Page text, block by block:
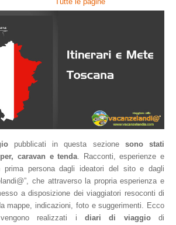
Tutte le pagine
pubblicati in questa sezione sono stati
caravan e tenda. Racconti, esperienze e
prima persona dagli ideatori del sito e dagli
che attraverso la propria esperienza e
a disposizione dei viaggiatori resoconti di
mappe, indicazioni, foto e suggerimenti. Ecco
realizzati i diari di viaggiodi